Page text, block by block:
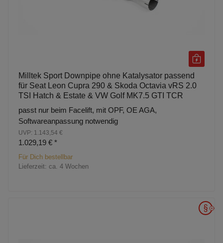
Milltek Sport Downpipe ohne Katalysator passend
für Seat Leon Cupra 290 & Skoda Octavia vRS 2.0
TSI Hatch & Estate & VW Golf MK7.5 GTI TCR
passt nur beim Facelift, mit OPF, OE AGA,
Softwareanpassung notwendig
UVP: 1.143,54 €
1.029,19 € *
Für Dich bestellbar
Lieferzeit: ca. 4 Wochen